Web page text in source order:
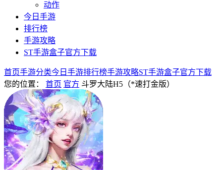
动作
今日手游
排行榜
手游攻略
ST手游盒子官方下载
首页手游分类今日手游排行榜手游攻略ST手游盒子官方下载
您的位置：
首页 官方 斗罗大陆H5（*速打金版）